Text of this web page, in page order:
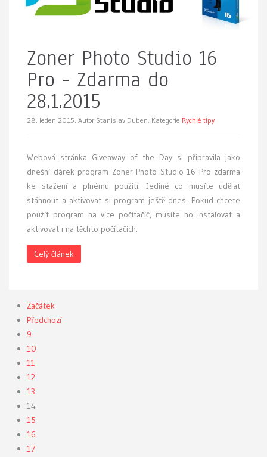
Zoner Photo Studio 16
Pro - Zdarma do
28.1.2015
28. leden 2015. Autor Stanislav Duben. Kategorie Rychlé tipy
Webová stránka Giveaway of the Day si připravila jako
dnešní dárek program Zoner Photo Studio 16 Pro zdarma
ke stažení a plnému použití. Jediné co musíte udělat
stáhnout a aktivovat si program ještě dnes. Pokud chcete
použít program na více počítačíč, musíte ho instalovat a
aktivovat i na těchto počítačích.
Celý článek
Začátek
Předchozí
9
10
11
12
13
14
15
16
17